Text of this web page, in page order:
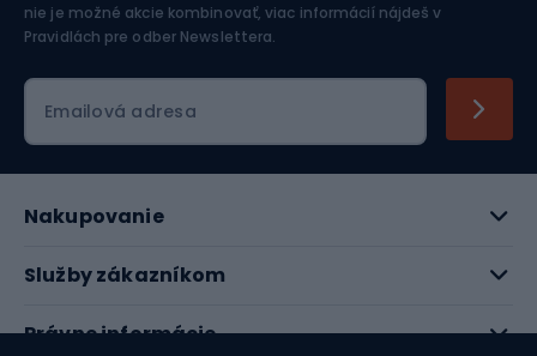
nie je možné akcie kombinovať, viac informácií nájdeš v
Pravidlách pre odber Newslettera.
Emailová adresa
Nakupovanie
Služby zákazníkom
Právne informácie